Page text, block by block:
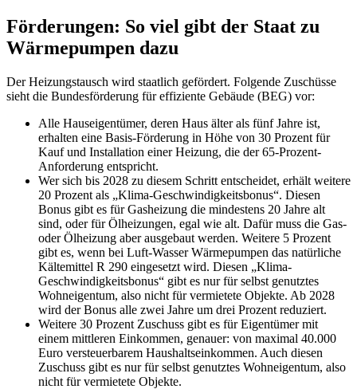
Förderungen: So viel gibt der Staat zu
Wärmepumpen dazu
Der Heizungstausch wird staatlich gefördert. Folgende Zuschüsse
sieht die Bundesförderung für effiziente Gebäude (BEG) vor:
Alle Hauseigentümer, deren Haus älter als fünf Jahre ist,
erhalten eine Basis-Förderung in Höhe von 30 Prozent für
Kauf und Installation einer Heizung, die der 65-Prozent-
Anforderung entspricht.
Wer sich bis 2028 zu diesem Schritt entscheidet, erhält weitere
20 Prozent als „Klima-Geschwindigkeitsbonus“. Diesen
Bonus gibt es für Gasheizung die mindestens 20 Jahre alt
sind, oder für Ölheizungen, egal wie alt. Dafür muss die Gas-
oder Ölheizung aber ausgebaut werden. Weitere 5 Prozent
gibt es, wenn bei Luft-Wasser Wärmepumpen das natürliche
Kältemittel R 290 eingesetzt wird. Diesen „Klima-
Geschwindigkeitsbonus“ gibt es nur für selbst genutztes
Wohneigentum, also nicht für vermietete Objekte. Ab 2028
wird der Bonus alle zwei Jahre um drei Prozent reduziert.
Weitere 30 Prozent Zuschuss gibt es für Eigentümer mit
einem mittleren Einkommen, genauer: von maximal 40.000
Euro versteuerbarem Haushaltseinkommen. Auch diesen
Zuschuss gibt es nur für selbst genutztes Wohneigentum, also
nicht für vermietete Objekte.